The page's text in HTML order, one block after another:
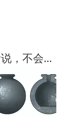
真相戳人！晚清真如左宗棠所说，不会造明朝早有的“开花炮弹”？